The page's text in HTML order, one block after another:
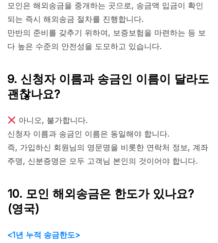
모인은 해외송금을 중개하는 곳으로, 송금액 입금이 확인
되는 즉시 해외송금 절차를 진행합니다.
만반의 준비를 갖추기 위하여, 보증보험을 마련하는 등 보
다 높은 수준의 안전성을 도모하고 있습니다.
9. 신청자 이름과 송금인 이름이 달라도
괜찮나요?
아니오, 불가합니다.
신청자 이름과 송금인 이름은 동일해야 합니다.
즉, 가입하신 회원님의 영문명을 비롯한 연락처 정보, 계좌
주명, 신분증명은 모두 고객님 본인의 것이어야 합니다.
10. 모인 해외송금은 한도가 있나요?
(영국)
<1년 누적 송금한도>